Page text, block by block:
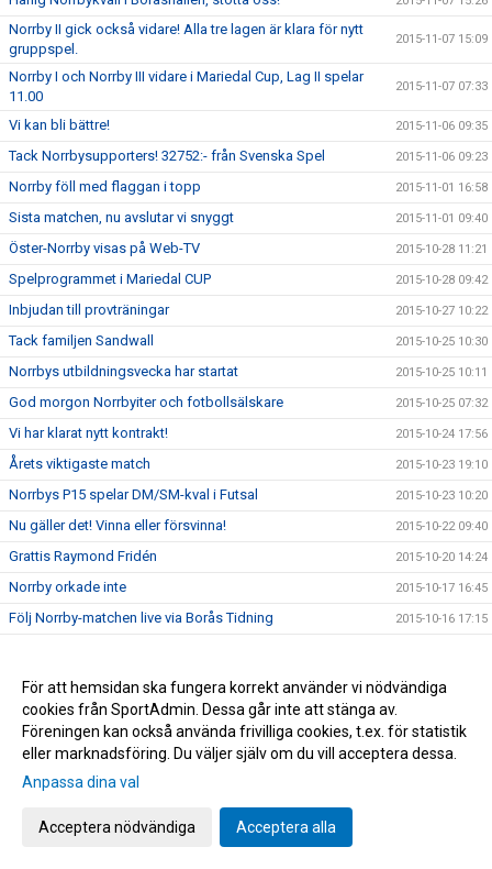
Norrby II gick också vidare! Alla tre lagen är klara för nytt
gruppspel.
2015-11-07 15:09
Norrby I och Norrby III vidare i Mariedal Cup, Lag II spelar
11.00
2015-11-07 07:33
Vi kan bli bättre! 2015-11-06 09:35
Tack Norrbysupporters! 32752:- från Svenska Spel 2015-11-06 09:23
Norrby föll med flaggan i topp 2015-11-01 16:58
Sista matchen, nu avslutar vi snyggt 2015-11-01 09:40
Öster-Norrby visas på Web-TV 2015-10-28 11:21
Spelprogrammet i Mariedal CUP 2015-10-28 09:42
Inbjudan till provträningar 2015-10-27 10:22
Tack familjen Sandwall 2015-10-25 10:30
Norrbys utbildningsvecka har startat 2015-10-25 10:11
God morgon Norrbyiter och fotbollsälskare 2015-10-25 07:32
Vi har klarat nytt kontrakt! 2015-10-24 17:56
Årets viktigaste match 2015-10-23 19:10
Norrbys P15 spelar DM/SM-kval i Futsal 2015-10-23 10:20
Nu gäller det! Vinna eller försvinna! 2015-10-22 09:40
Grattis Raymond Fridén 2015-10-20 14:24
Norrby orkade inte 2015-10-17 16:45
Följ Norrby-matchen live via Borås Tidning 2015-10-16 17:15
Zumban startar 18.30 idag 2015-10-14 13:53
BLIXTCUPEN 2015
Supporterbuss till Oskarshamn 2015-10-12 10:32
Öppen träning
För att hemsidan ska fungera korrekt använder vi nödvändiga
cookies från SportAdmin. Dessa går inte att stänga av.
Föreningen kan också använda frivilliga cookies, t.ex. för statistik
eller marknadsföring. Du väljer själv om du vill acceptera dessa.
Anpassa dina val
Acceptera nödvändiga Acceptera alla